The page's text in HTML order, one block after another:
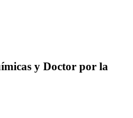
y Doctor por la